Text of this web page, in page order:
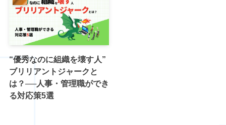
“優秀なのに組織を壊す人”
ブリリアントジャークと
は？──人事・管理職ができ
る対応策5選